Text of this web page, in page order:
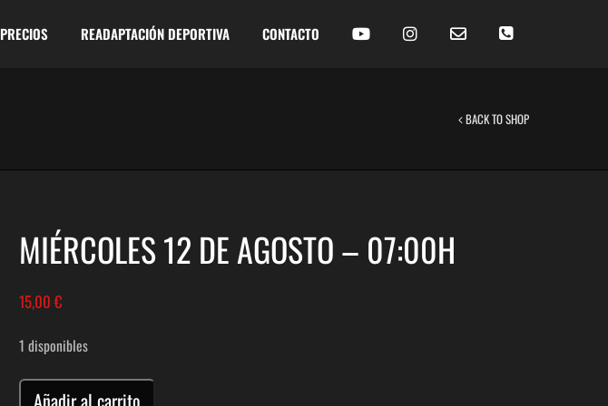
PRECIOS READAPTACIÓN DEPORTIVA CONTACTO
BACK TO SHOP
MIÉRCOLES 12 DE AGOSTO – 07:00H
15,00€
1 disponibles
WODAñadir al carrito